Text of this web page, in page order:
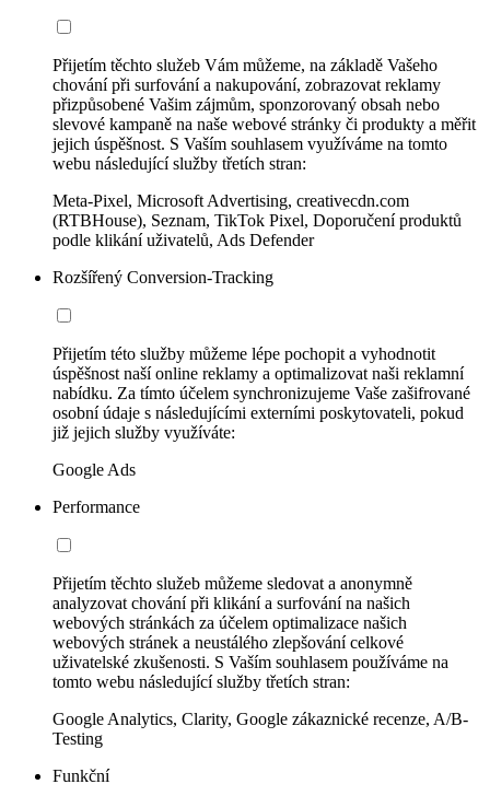
Přijetím těchto služeb Vám můžeme, na základě Vašeho
chování při surfování a nakupování, zobrazovat reklamy
přizpůsobené Vašim zájmům, sponzorovaný obsah nebo
slevové kampaně na naše webové stránky či produkty a měřit
jejich úspěšnost. S Vaším souhlasem využíváme na tomto
webu následující služby třetích stran:
Meta-Pixel, Microsoft Advertising, creativecdn.com
(RTBHouse), Seznam, TikTok Pixel, Doporučení produktů
podle klikání uživatelů, Ads Defender
Rozšířený Conversion-Tracking
Přijetím této služby můžeme lépe pochopit a vyhodnotit
úspěšnost naší online reklamy a optimalizovat naši reklamní
nabídku. Za tímto účelem synchronizujeme Vaše zašifrované
osobní údaje s následujícími externími poskytovateli, pokud
již jejich služby využíváte:
Google Ads
Performance
Přijetím těchto služeb můžeme sledovat a anonymně
analyzovat chování při klikání a surfování na našich
webových stránkách za účelem optimalizace našich
webových stránek a neustálého zlepšování celkové
uživatelské zkušenosti. S Vaším souhlasem používáme na
tomto webu následující služby třetích stran:
Google Analytics, Clarity, Google zákaznické recenze, A/B-
Testing
Funkční